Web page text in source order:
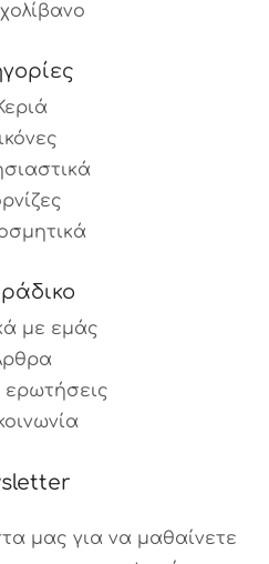
με εμάς
ερωτήσεις
μας για να μαθαίνετε